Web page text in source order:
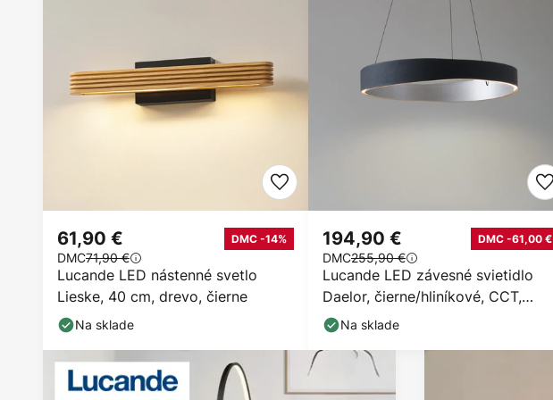
Lucande LED nástenné svetlo
Lieske, 40 cm, drevo, čierne
61,90 € DMC -14%
DMC71,90 €
Na sklade
Lucande LED závesné svietidlo
Daelor, čierne/hliníkové, CCT,
stmievateľné
194,90 € DMC -61,00 €
DMC255,90 €
Na sklade